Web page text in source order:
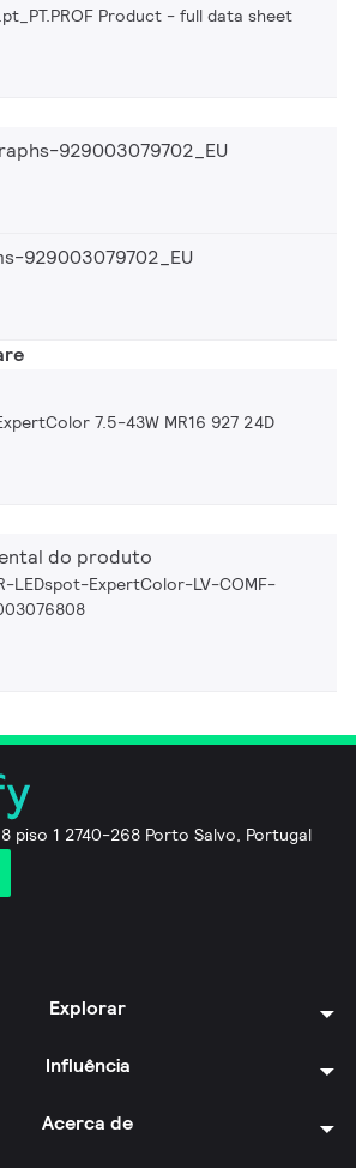
Product - full data sheet
929003079702_EU
929003079702_EU
7.5-43W MR16 927 24D
do produto
LEDspot-ExpertColor-LV-COMF-
piso 1 2740-268 Porto Salvo, Portugal
Explorar
Influência
Acerca de